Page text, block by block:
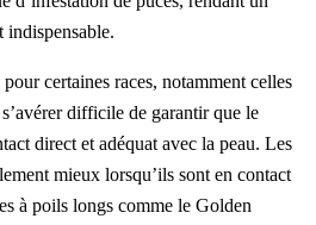
indispensable.
certaines races, notamment celles
difficile de garantir que le
direct et adéquat avec la peau. Les
mieux lorsqu’ils sont en contact
à poils longs comme le Golden